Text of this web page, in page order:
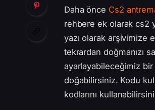
Daha önce Cs2
rehbere ek olarak cs2
yazı olarak arşivimize
tekrardan doğmanızı
ayarlayabileceğimiz
doğabilirsiniz. Kodu
kodlarını